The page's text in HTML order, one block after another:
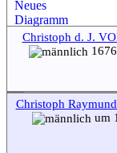
Christoph d. J.
Christoph
um